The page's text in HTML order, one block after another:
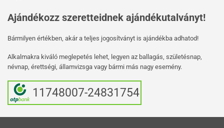
Ajándékozz szeretteidnek ajándékutalványt!
Bármilyen értékben, akár a teljes jogosítványt is ajándékba adhatod!
Alkalmakra kiváló meglepetés lehet, legyen az ballagás, születésnap,
névnap, érettségi, államvizsga vagy bármi más nagy esemény.
11748007-24831754